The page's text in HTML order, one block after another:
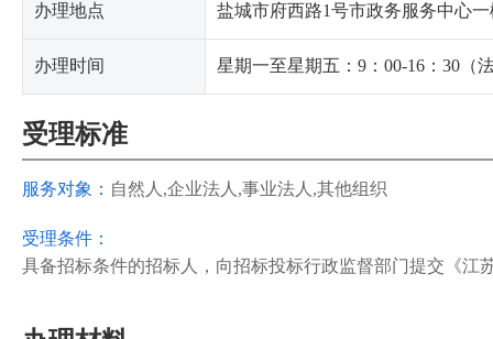
办理地点 盐城市府西路1号市政务服务中心
办理时间 星期一至星期五：9：00-16：30（
受理标准
服务对象： 自然人,企业法人,事业法人,其他组织
受理条件：
具备招标条件的招标人，向招标投标行政监督部门提交《江